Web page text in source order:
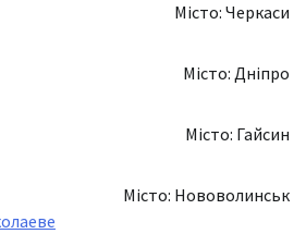
Місто: Черкаси
Місто: Дніпро
Місто: Гайсин
Місто: Нововолинськ